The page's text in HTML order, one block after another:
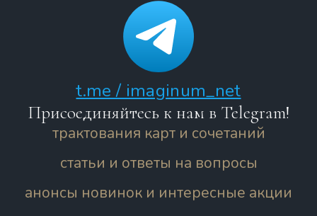
t.me / imaginum_net
Присоединяйтесь к нам в Telegram!
трактования карт и сочетаний
статьи и ответы на вопросы
анонсы новинок и интересные акции